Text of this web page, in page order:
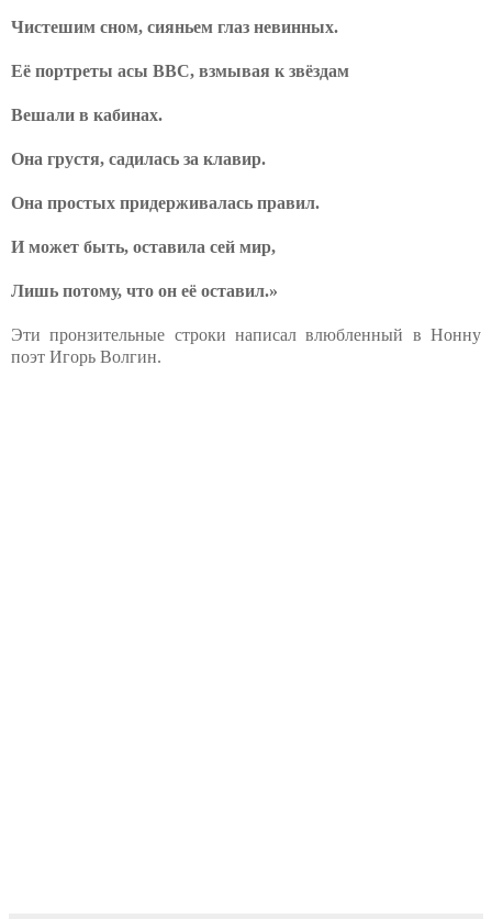
Чистешим сном, сияньем глаз невинных.
Её портреты асы ВВС, взмывая к звёздам
Вешали в кабинах.
Она грустя, садилась за клавир.
Она простых придерживалась правил.
И может быть, оставила сей мир,
Лишь потому, что он её оставил.»
Эти пронзительные строки написал влюбленный в Нонну
поэт Игорь Волгин.